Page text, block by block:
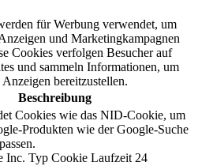
für Werbung verwendet, um
und Marketingkampagnen
Cookies verfolgen Besucher auf
und sammeln Informationen, um
Anzeigen bereitzustellen.
Beschreibung
Cookies wie das NID-Cookie, um
Produkten wie der Google-Suche
Inc. Typ Cookie Laufzeit 24